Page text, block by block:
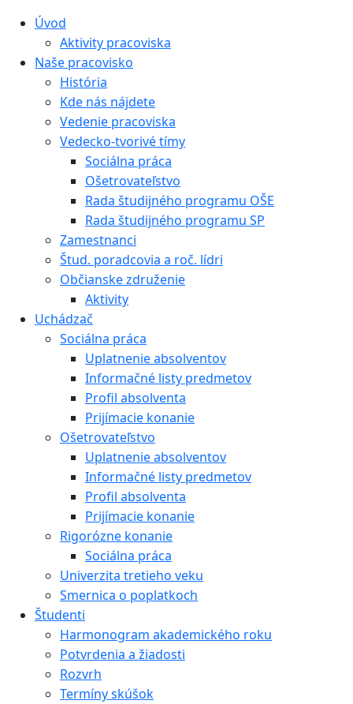
Úvod
Aktivity pracoviska
Naše pracovisko
História
Kde nás nájdete
Vedenie pracoviska
Vedecko-tvorivé tímy
Sociálna práca
Ošetrovateľstvo
Rada študijného programu OŠE
Rada študijného programu SP
Zamestnanci
Štud. poradcovia a roč. lídri
Občianske združenie
Aktivity
Uchádzač
Sociálna práca
Uplatnenie absolventov
Informačné listy predmetov
Profil absolventa
Prijímacie konanie
Ošetrovateľstvo
Uplatnenie absolventov
Informačné listy predmetov
Profil absolventa
Prijímacie konanie
Rigorózne konanie
Sociálna práca
Univerzita tretieho veku
Smernica o poplatkoch
Študenti
Harmonogram akademického roku
Potvrdenia a žiadosti
Rozvrh
Termíny skúšok